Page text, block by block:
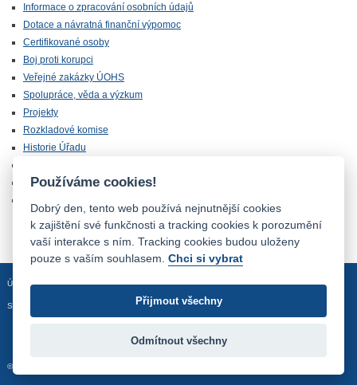
Informace o zpracování osobních údajů
Dotace a návratná finanční výpomoc
Certifikované osoby
Boj proti korupci
Veřejné zakázky ÚOHS
Spolupráce, věda a výzkum
Projekty
Rozkladové komise
Historie Úřadu
Kariérní den
Úvodní stránka Mapa stránek Prohlášení o přístupnosti
Sledujte nás:
© 2012 - 2026 Úřad pro ochranu hospodářské soutěže
Používáme cookies!
Dobrý den, tento web používá nejnutnější cookies
k zajištění své funkčnosti a tracking cookies k porozumění
vaší interakce s ním. Tracking cookies budou uloženy
pouze s vaším souhlasem.Chci si vybrat
Přijmout všechny
Odmítnout všechny